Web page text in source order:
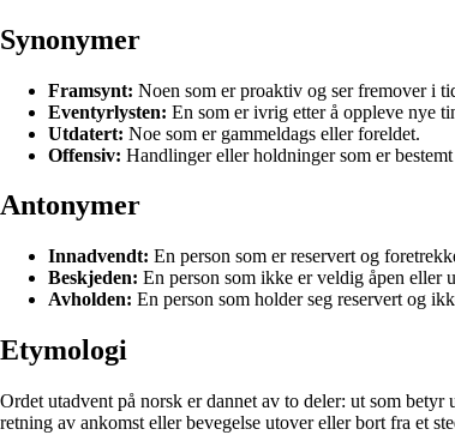
Synonymer
Framsynt: Noen som er proaktiv og ser fremover i
Eventyrlysten: En som er ivrig etter å oppleve nye
Utdatert: Noe som er gammeldags eller foreldet.
Offensiv: Handlinger eller holdninger som er
Antonymer
Innadvendt: En person som er reservert og
Beskjeden: En person som ikke er veldig åpen eller
Avholden: En person som holder seg reservert og
Etymologi
Ordet utadvent på norsk er dannet av to deler: ut som
retning av ankomst eller bevegelse utover eller bort fra et